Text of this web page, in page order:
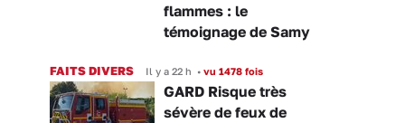
flammes : le
témoignage de Samy
FAITS DIVERS Il y a 22 h • vu 1478 fois
GARD Risque très
sévère de feux de